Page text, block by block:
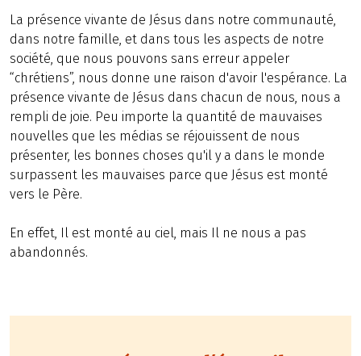
La présence vivante de Jésus dans notre communauté,
dans notre famille, et dans tous les aspects de notre
société, que nous pouvons sans erreur appeler
“chrétiens”, nous donne une raison d'avoir l'espérance. La
présence vivante de Jésus dans chacun de nous, nous a
rempli de joie. Peu importe la quantité de mauvaises
nouvelles que les médias se réjouissent de nous
présenter, les bonnes choses qu'il y a dans le monde
surpassent les mauvaises parce que Jésus est monté
vers le Père.
En effet, Il est monté au ciel, mais Il ne nous a pas
abandonnés.